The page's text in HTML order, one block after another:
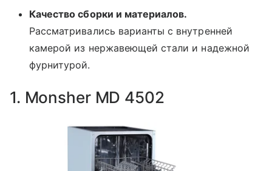
Качество сборки и материалов.
Рассматривались варианты с внутренней
камерой из нержавеющей стали и надежной
фурнитурой.
1. Monsher MD 4502